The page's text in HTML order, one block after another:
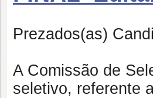
Prezados(as)
A Comissão de
seletivo, referente